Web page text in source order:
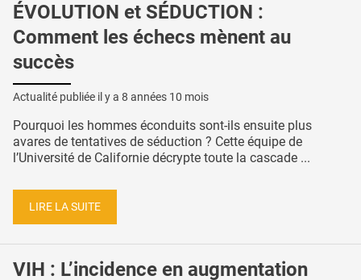
ÉVOLUTION et SÉDUCTION :
Comment les échecs mènent au
succès
Actualité publiée il y a 8 années 10 mois
Pourquoi les hommes éconduits sont-ils ensuite plus
avares de tentatives de séduction ? Cette équipe de
l’Université de Californie décrypte toute la cascade ...
LIRE LA SUITE
VIH : L’incidence en augmentation